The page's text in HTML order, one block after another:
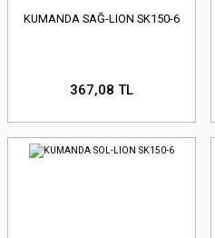
KUMANDA SAĞ-LION SK150-6
367,08 TL